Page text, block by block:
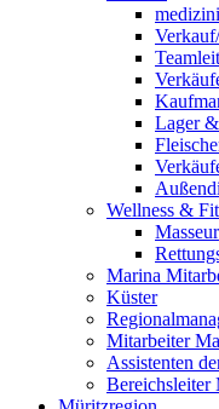
Lager
Wellness &
Masseur
Marina
Küster
Mitarbeiter
Assistenten
Bereichsleiter